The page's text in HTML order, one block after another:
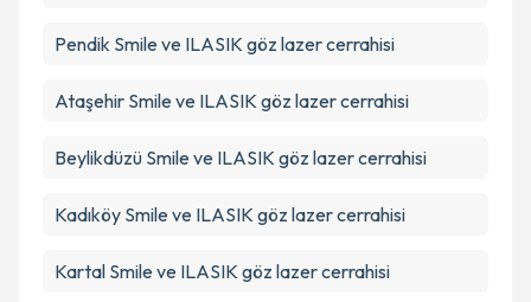
Pendik Smile ve ILASIK göz lazer cerrahisi
Ataşehir Smile ve ILASIK göz lazer cerrahisi
Beylikdüzü Smile ve ILASIK göz lazer cerrahisi
Kadıköy Smile ve ILASIK göz lazer cerrahisi
Kartal Smile ve ILASIK göz lazer cerrahisi